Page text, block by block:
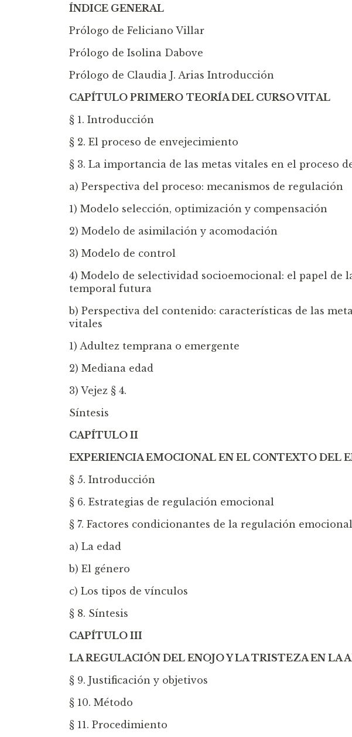
ÍNDICE GENERAL
Prólogo de Feliciano Villar
Prólogo de Isolina Dabove
Prólogo de Claudia J. Arias Introducción
CAPÍTULO PRIMERO TEORÍA DEL CURSO VITAL
§ 1. Introducción
§ 2. El proceso de envejecimiento
§ 3. La importancia de las metas vitales en el proceso
a) Perspectiva del proceso: mecanismos de regulación
1) Modelo selección, optimización y compensación
2) Modelo de asimilación y acomodación
3) Modelo de control
4) Modelo de selectividad socioemocional: el papel de
temporal futura
b) Perspectiva del contenido: características de las
vitales
1) Adultez temprana o emergente
2) Mediana edad
3) Vejez § 4.
Síntesis
CAPÍTULO II
EXPERIENCIA EMOCIONAL EN EL CONTEXTO DEL
§ 5. Introducción
§ 6. Estrategias de regulación emocional
§ 7. Factores condicionantes de la regulación emocional
a) La edad
b) El género
c) Los tipos de vínculos
§ 8. Síntesis
CAPÍTULO III
LA REGULACIÓN DEL ENOJO Y LA TRISTEZA EN LA
§ 9. Justificación y objetivos
§ 10. Método
§ 11. Procedimiento